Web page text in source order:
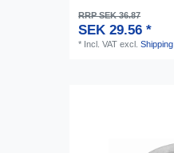
RRP SEK 36.87
SEK 29.56 *
* Incl. VAT excl.Shipping